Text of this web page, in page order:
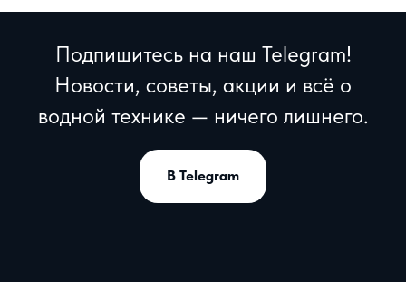
Подпишитесь на наш Telegram!
Новости, советы, акции и всё о
водной технике — ничего лишнего.
В Telegram